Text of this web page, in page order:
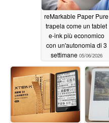
reMarkable Paper Pure
trapela come un tablet
e-ink più economico
con un'autonomia di 3
settimane 05/06/2026